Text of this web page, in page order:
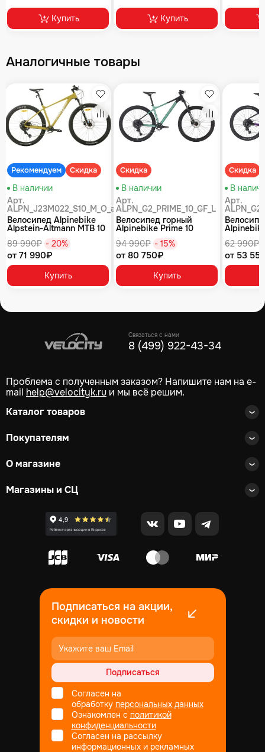
Купить Купить
Аналогичные товары
Рекомендуем Скидка
Избранное
Сравнение
В наличии
Арт.
ALPN_J23M022_S10_M_O_air
Велосипед Alpinebike
Alpstein-Altmann MTB 10
89 990₽ - 20%
от 71 990₽
Купить
Скидка
Избранное
Сравнение
В наличии
Арт.
ALPN_G2_PRIME_10_GF_L
Велосипед горный
Alpinebike Prime 10
94 990₽ - 15%
от 80 750₽
Купить
Скидка
В
Арт.
62 990₽
от 53
Связаться с нами
8 (499) 922-43-34
Проблема с полученным заказом? Напишите нам на e-
mail help@velocityk.ru и мы всё решим.
Каталог товаров
Покупателям
О магазине
Магазины и СЦ
Подписаться на акции,
скидки и новости
Подписаться
Согласен на
обработку персональных данных
Ознакомлен с политикой
конфиденциальности
Согласен на рассылку
информационных и рекламных